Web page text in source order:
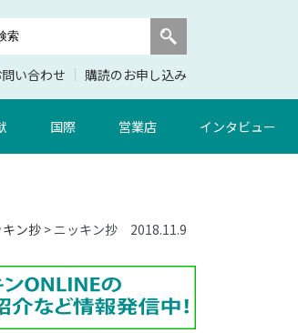
問い合わせ 購読のお申し込み
国際 営業店 インタビュー
ン抄> ニッキン抄 2018.11.9